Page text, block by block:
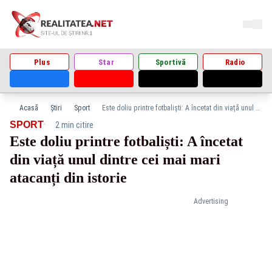
Plus Star Sportivă Radio
Acasă Știri Sport Este doliu printre fotbaliști: A încetat din viață unul dintre cei mai mari atacanți din istorie
Advertising
SPORT· 2 min citire
Este doliu printre fotbaliști: A încetat
din viață unul dintre cei mai mari
atacanți din istorie